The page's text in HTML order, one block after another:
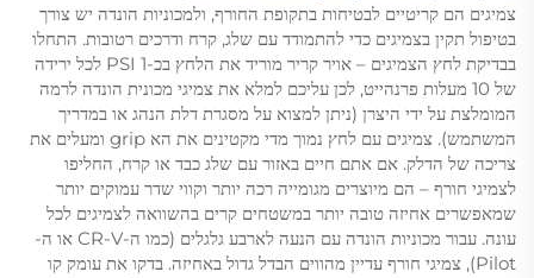
צמיגים הם קריטיים לבטיחות בתקופת החורף, ולמכוניות הונדה יש צורך
בטיפול תקין בצמיגים כדי להתמודד עם שלג, קרח ודרכים רטובות. התחלו
בבדיקת לחץ הצמיגים – אויר קריר מוריד את הלחץ בכ-1 PSI לכל ירידה
של 10 מעלות פרנהייט, לכן עליכם למלא את צמיגי מכונית הונדה לרמה
המומלצת על ידי היצרן (ניתן למצוא על מסגרת דלת הנהג או במדריך
המשתמש). צמיגים עם לחץ נמוך מדי מקטינים את הא grip ומעלים את
צריכה של הדלק. אם אתם חיים באזור עם שלג כבד או קרח, החליפו
לצמיגי חורף – הם מיוצרים מגומייה רכה יותר וקווי שדר עמוקים יותר
שמאפשרים אחיזה טובה יותר במשטחים קרים בהשוואה לצמיגים לכל
עונה. עבור מכוניות הונדה עם הנעה לארבע גלגלים (כמו ה-CR-V או ה-
Pilot), צמיגי חורף עדיין מהווים הבדל גדול באחיזה. בדקו את עומק קו